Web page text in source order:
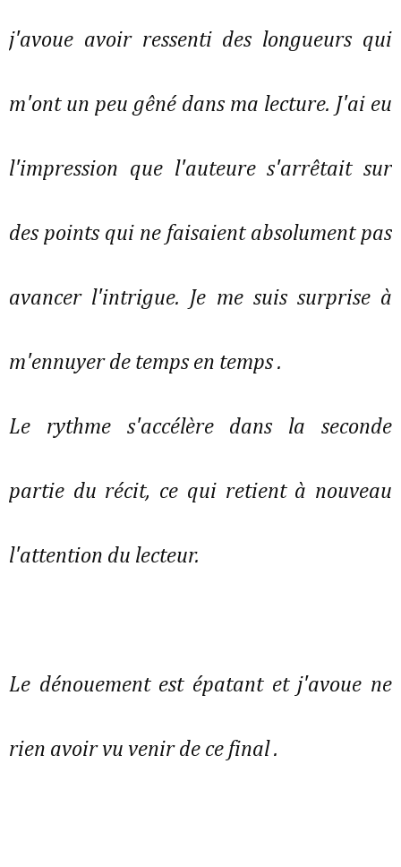
j'avoue avoir ressenti des longueurs qui
m'ont un peu gêné dans ma lecture. J'ai eu
l'impression que l'auteure s'arrêtait sur
des points qui ne faisaient absolument pas
avancer l'intrigue. Je me suis surprise à
m'ennuyer de temps en temps .
Le rythme s'accélère dans la seconde
partie du récit, ce qui retient à nouveau
l'attention du lecteur.
Le dénouement est épatant et j'avoue ne
rien avoir vu venir de ce final .